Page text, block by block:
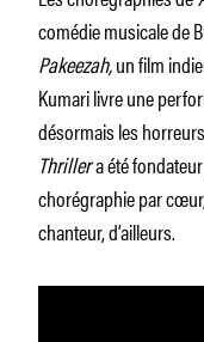
comédie musicale de
Pakeezah,un film
Kumari livre une
désormais les
Thrillera été
chorégraphie par
chanteur, d’ailleurs.